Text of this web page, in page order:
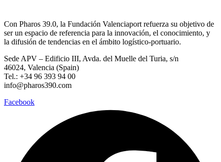
Con Pharos 39.0, la Fundación Valenciaport refuerza su objetivo de
ser un espacio de referencia para la innovación, el conocimiento, y
la difusión de tendencias en el ámbito logístico-portuario.
Sede APV – Edificio III, Avda. del Muelle del Turia, s/n
46024, Valencia (Spain)
Tel.: +34 96 393 94 00
info@pharos390.com
Facebook